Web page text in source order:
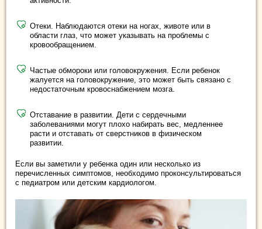
Отеки. Наблюдаются отеки на ногах, животе или в
области глаз, что может указывать на проблемы с
кровообращением.
Частые обмороки или головокружения. Если ребенок
жалуется на головокружение, это может быть связано с
недостаточным кровоснабжением мозга.
Отставание в развитии. Дети с сердечными
заболеваниями могут плохо набирать вес, медленнее
расти и отставать от сверстников в физическом
развитии.
Если вы заметили у ребенка один или несколько из
перечисленных симптомов, необходимо проконсультироваться
с педиатром или детским кардиологом.